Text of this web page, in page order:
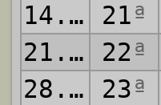
14.02.1982
21ª
21.02.1982
22ª
28.02.1982
23ª